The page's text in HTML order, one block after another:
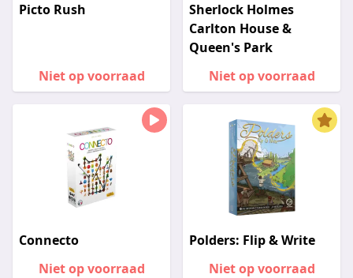
Picto Rush
Niet op voorraad
Sherlock Holmes
Carlton House &
Queen's Park
Niet op voorraad
Connecto
Niet op voorraad
Polders: Flip & Write
Niet op voorraad